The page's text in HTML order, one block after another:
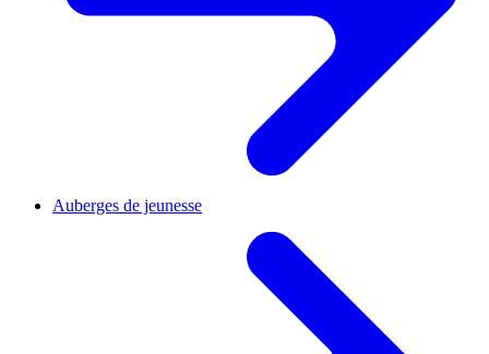
Auberges de jeunesse